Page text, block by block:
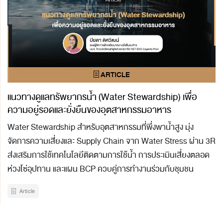
แนวทางดูแลทรัพยากรน้ำ (Water Stewardship) เพื่อ
ความอยู่รอดและยั่งยืนของอุตสาหกรรมอาหาร
Water Stewardship สำหรับอุตสาหกรรมที่พึ่งพาน้ำสูง มุ่ง
จัดการความเสี่ยงและ Supply Chain จาก Water Stress ผ่าน 3R
ส่งเสริมการใช้เทคโนโลยีติดตามการใช้น้ำ การประเมินเสี่ยงตลอด
ห่วงโซ่อุปทาน และแผน BCP ควบคู่การทำงานร่วมกับชุมชน
Article